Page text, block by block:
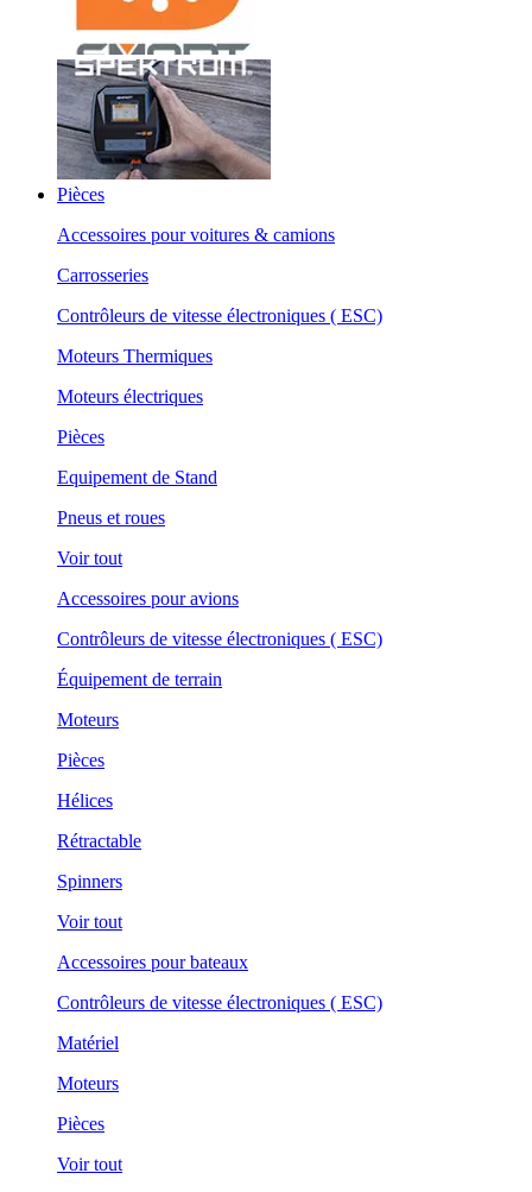
Pièces
Accessoires pour voitures & camions
Carrosseries
Contrôleurs de vitesse électroniques ( ESC)
Moteurs Thermiques
Moteurs électriques
Pièces
Equipement de Stand
Pneus et roues
Voir tout
Accessoires pour avions
Contrôleurs de vitesse électroniques ( ESC)
Équipement de terrain
Moteurs
Pièces
Hélices
Rétractable
Spinners
Voir tout
Accessoires pour bateaux
Contrôleurs de vitesse électroniques ( ESC)
Matériel
Moteurs
Pièces
Voir tout